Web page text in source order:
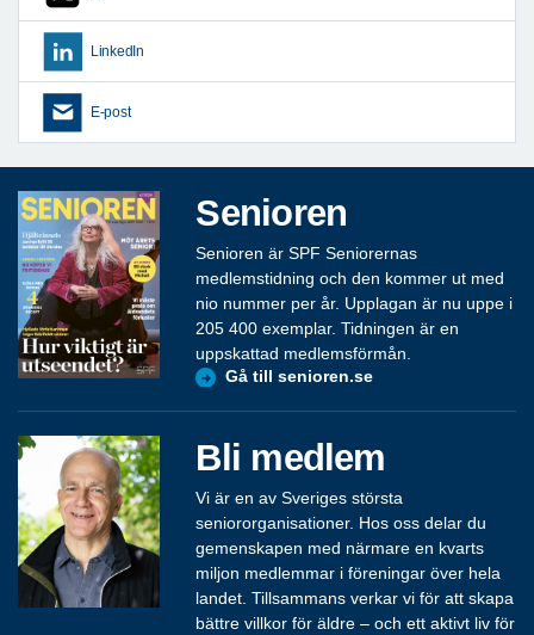
LinkedIn
E-post
Senioren
Senioren är SPF Seniorernas
medlemstidning och den kommer ut med
nio nummer per år. Upplagan är nu uppe i
205 400 exemplar. Tidningen är en
uppskattad medlemsförmån.
Gå till senioren.se
Bli medlem
Vi är en av Sveriges största
seniororganisationer. Hos oss delar du
gemenskapen med närmare en kvarts
miljon medlemmar i föreningar över hela
landet. Tillsammans verkar vi för att skapa
bättre villkor för äldre – och ett aktivt liv för